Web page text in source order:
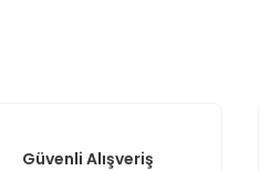
Güvenli Alışveriş